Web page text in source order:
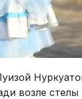
возле стелы